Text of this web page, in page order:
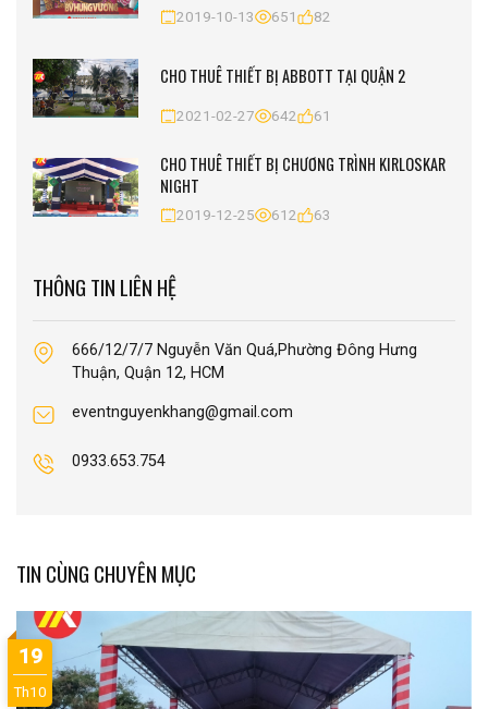
2019-10-13 651 82
CHO THUÊ THIẾT BỊ ABBOTT TẠI QUẬN 2
2021-02-27 642 61
CHO THUÊ THIẾT BỊ CHƯƠNG TRÌNH KIRLOSKAR
NIGHT
2019-12-25 612 63
THÔNG TIN LIÊN HỆ
666/12/7/7 Nguyễn Văn Quá,Phường Đông Hưng
Thuận, Quận 12, HCM
eventnguyenkhang@gmail.com
0933.653.754
TIN CÙNG CHUYÊN MỤC
19
Th10